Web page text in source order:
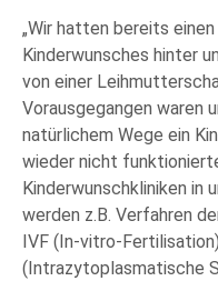
„Wir hatten bereits
Kinderwunsches hinter
von einer
Vorausgegangen waren
natürlichem Wege ein
wieder nicht
Kinderwunschkliniken in
werden z.B. Verfahren
IVF (In-vitro-
(Intrazytoplasmatische